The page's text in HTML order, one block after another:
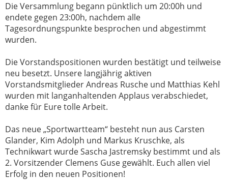
Die Versammlung begann pünktlich um 20:00h und
endete gegen 23:00h, nachdem alle
Tagesordnungspunkte besprochen und abgestimmt
wurden.
Die Vorstandspositionen wurden bestätigt und teilweise
neu besetzt. Unsere langjährig aktiven
Vorstandsmitglieder Andreas Rusche und Matthias Kehl
wurden mit langanhaltenden Applaus verabschiedet,
danke für Eure tolle Arbeit.
Das neue „Sportwartteam“ besteht nun aus Carsten
Glander, Kim Adolph und Markus Kruschke, als
Technikwart wurde Sascha Jastremsky bestimmt und als
2. Vorsitzender Clemens Guse gewählt. Euch allen viel
Erfolg in den neuen Positionen!